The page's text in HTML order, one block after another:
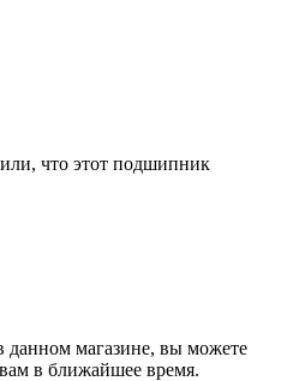
что этот подшипник
данном магазине, вы можете
в ближайшее время.